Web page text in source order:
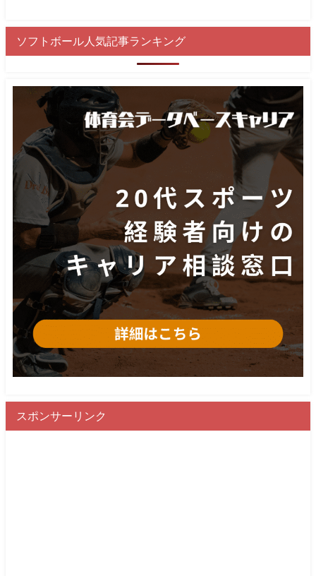
ソフトボール人気記事ランキング
スポンサーリンク